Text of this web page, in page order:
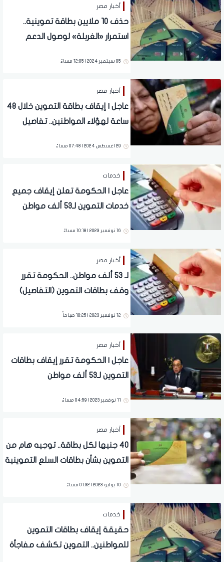
أخبار مصر
حذف 10 ملايين بطاقة تموينية..
استمرار «الغربلة» لوصول الدعم
05 سبتمبر 2024 | 12:05 مساءً
أخبار مصر
عاجل | إيقاف بطاقة التموين خلال 48
ساعة لهؤلاء المواطنين.. تفاصيل
29 اغسطس 2024 | 07:48 مساءً
خدمات
عاجل | الحكومة تعلن إيقاف جميع
خدمات التموين لـ53 ألف مواطن
16 نوفمبر 2023 | 10:18 مساءً
أخبار مصر
لـ 53 ألف مواطن.. الحكومة تقرر
وقف بطاقات التموين (التفاصيل)
12 نوفمبر 2023 | 10:25 صباحاً
أخبار مصر
عاجل | الحكومة تقرر إيقاف بطاقات
التموين لـ53 ألف مواطن
11 نوفمبر 2023 | 04:59 مساءً
أخبار مصر
40 جنيها لكل بطاقة.. توجيه هام من
التموين بشأن بطاقات السلع التموينية
10 يوليو 2023 | 01:32 مساءً
خدمات
حقيقة إيقاف بطاقات التموين
للمواطنين.. التموين تكشف مفاجأة